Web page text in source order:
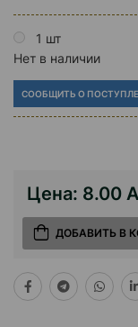
1 шт
Нет в наличии
СООБЩИТЬ О
Цена: 8.00
ДОБАВИТЬ В